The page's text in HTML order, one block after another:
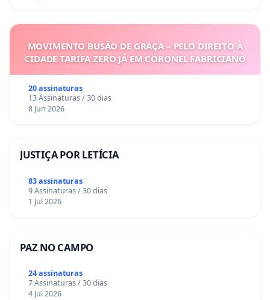
MOVIMENTO BUSÃO DE GRAÇA – PELO DIREITO À
CIDADE TARIFA ZERO JÁ EM CORONEL FABRICIANO
20 assinaturas
13 Assinaturas / 30 dias
8 Jun 2026
JUSTIÇA POR LETÍCIA
83 assinaturas
9 Assinaturas / 30 dias
1 Jul 2026
PAZ NO CAMPO
24 assinaturas
7 Assinaturas / 30 dias
4 Jul 2026